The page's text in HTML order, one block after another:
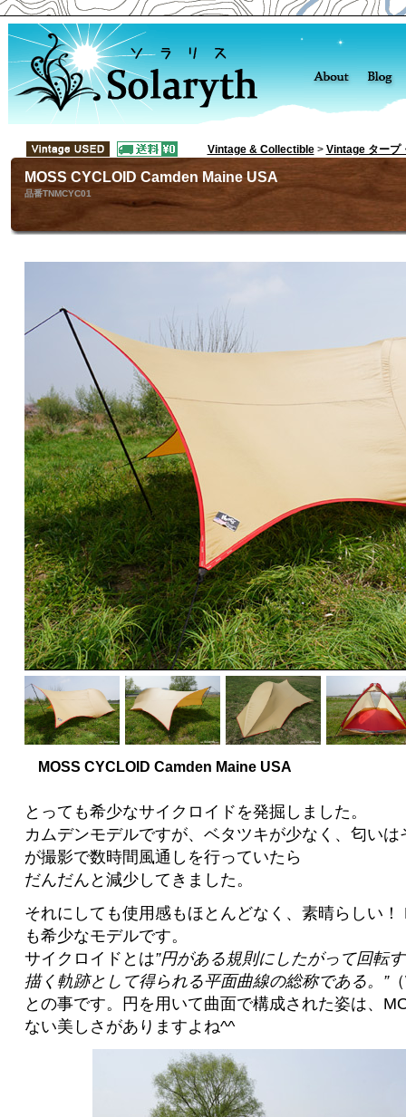
Vintage & Collectible> Vintage タープ
MOSS CYCLOID Camden Maine USA
品番TNMCYC01
MOSS CYCLOID Camden Maine USA
とっても希少なサイクロイドを発掘しました。
カムデンモデルですが、ベタツキが少なく、匂い
が撮影で数時間風通しを行っていたら
だんだんと減少してきました。
それにしても使用感もほとんどなく、素晴らしい
も希少なモデルです。
サイクロイドとは”円がある規則にしたがって回転
描く軌跡として得られる平面曲線の総称である。”
との事です。円を用いて曲面で構成された姿は、
ない美しさがありますよね^^